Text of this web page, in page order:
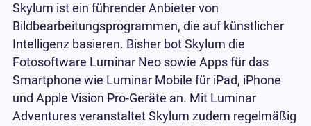
Skylum ist ein führender Anbieter von
Bildbearbeitungsprogrammen, die auf künstlicher
Intelligenz basieren. Bisher bot Skylum die
Fotosoftware Luminar Neo sowie Apps für das
Smartphone wie Luminar Mobile für iPad, iPhone
und Apple Vision Pro-Geräte an. Mit Luminar
Adventures veranstaltet Skylum zudem regelmäßig